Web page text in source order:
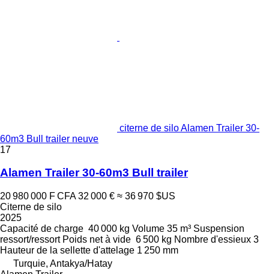
citerne de silo Alamen Trailer 30-
60m3 Bull trailer neuve
17
Alamen Trailer 30-60m3 Bull trailer
20 980 000 F CFA 32 000 € ≈ 36 970 $US
Citerne de silo
2025
Capacité de charge 40 000 kg Volume 35 m³ Suspension
ressort/ressort Poids net à vide 6 500 kg Nombre d'essieux 3
Hauteur de la sellette d'attelage 1 250 mm
Turquie, Antakya/Hatay